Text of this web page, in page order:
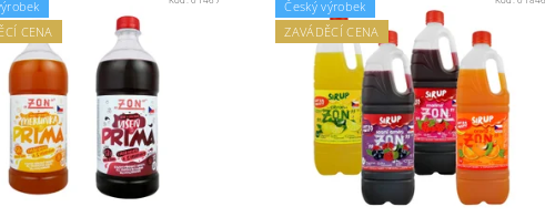
CENA
Český výrobek
ZAVÁDĚCÍ CENA